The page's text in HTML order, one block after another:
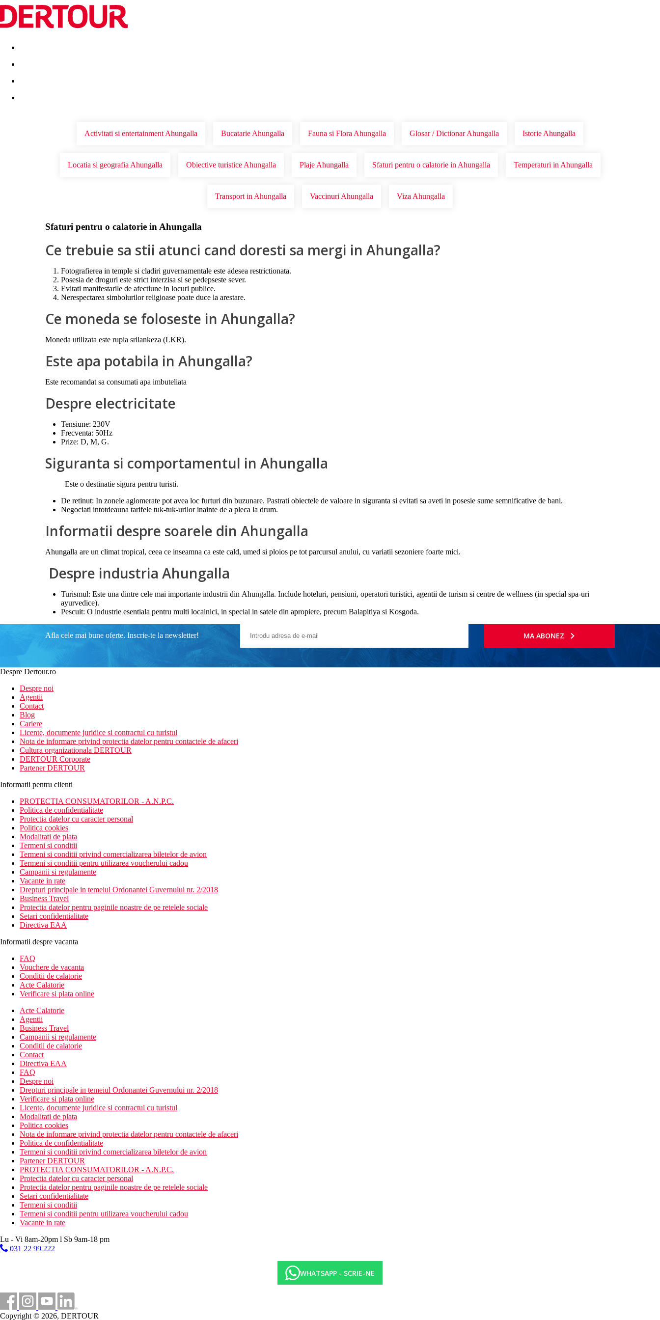
Destinatii Vacanta perfecta OFERTE DE NERATAT
Activitati si entertainment Ahungalla Bucatarie Ahungalla Fauna si Flora Ahungalla Glosar / Dictionar Ahungalla Istorie Ahungalla
Locatia si geografia Ahungalla Obiective turistice Ahungalla Plaje Ahungalla Sfaturi pentru o calatorie in Ahungalla Temperaturi in Ahungalla
Transport in Ahungalla Vaccinuri Ahungalla Viza Ahungalla
Sfaturi pentru o calatorie in Ahungalla
Ce trebuie sa stii atunci cand doresti sa mergi in Ahungalla?
Fotografierea in temple si cladiri guvernamentale este adesea restrictionata.
Posesia de droguri este strict interzisa si se pedepseste sever.
Evitati manifestarile de afectiune in locuri publice.
Nerespectarea simbolurilor religioase poate duce la arestare.
Ce moneda se foloseste in Ahungalla?
Moneda utilizata este rupia srilankeza (LKR).
Este apa potabila in Ahungalla?
Este recomandat sa consumati apa imbuteliata
Despre electricitate
Tensiune: 230V
Frecventa: 50Hz
Prize: D, M, G.
Siguranta si comportamentul in Ahungalla
Este o destinatie sigura pentru turisti.
De retinut: In zonele aglomerate pot avea loc furturi din buzunare. Pastrati obiectele de valoare in siguranta si evitati sa aveti in posesie sume semnificative de bani.
Negociati intotdeauna tarifele tuk-tuk-urilor inainte de a pleca la drum.
Informatii despre soarele din Ahungalla
Ahungalla are un climat tropical, ceea ce inseamna ca este cald, umed si ploios pe tot parcursul anului, cu variatii sezoniere foarte mici.
Despre industria Ahungalla
Turismul: Este una dintre cele mai importante industrii din Ahungalla. Include hoteluri, pensiuni, operatori turistici, agentii de turism si centre de wellness (in special spa-uri
ayurvedice).
Pescuit: O industrie esentiala pentru multi localnici, in special in satele din apropiere, precum Balapitiya si Kosgoda.
Afla cele mai bune oferte. Inscrie-te la newsletter! MA ABONEZ
Despre Dertour.ro
Despre noi
Agentii
Contact
Blog
Cariere
Licente, documente juridice si contractul cu turistul
Nota de informare privind protectia datelor pentru contactele de afaceri
Cultura organizationala DERTOUR
DERTOUR Corporate
Partener DERTOUR
Informatii pentru clienti
PROTECTIA CONSUMATORILOR - A.N.P.C.
Politica de confidentialitate
Protectia datelor cu caracter personal
Politica cookies
Modalitati de plata
Termeni si conditii
Termeni si conditii privind comercializarea biletelor de avion
Termeni si conditii pentru utilizarea voucherului cadou
Campanii si regulamente
Vacante in rate
Drepturi principale in temeiul Ordonantei Guvernului nr. 2/2018
Business Travel
Protectia datelor pentru paginile noastre de pe retelele sociale
Setari confidentialitate
Directiva EAA
Informatii despre vacanta
FAQ
Vouchere de vacanta
Conditii de calatorie
Acte Calatorie
Verificare si plata online
Acte Calatorie
Agentii
Business Travel
Campanii si regulamente
Conditii de calatorie
Contact
Directiva EAA
FAQ
Despre noi
Drepturi principale in temeiul Ordonantei Guvernului nr. 2/2018
Verificare si plata online
Licente, documente juridice si contractul cu turistul
Modalitati de plata
Politica cookies
Nota de informare privind protectia datelor pentru contactele de afaceri
Politica de confidentialitate
Termeni si conditii privind comercializarea biletelor de avion
Partener DERTOUR
PROTECTIA CONSUMATORILOR - A.N.P.C.
Protectia datelor cu caracter personal
Protectia datelor pentru paginile noastre de pe retelele sociale
Setari confidentialitate
Termeni si conditii
Termeni si conditii pentru utilizarea voucherului cadou
Vacante in rate
Lu - Vi 8am-20pm l Sb 9am-18 pm
031 22 99 222
WHATSAPP - SCRIE-NE
Copyright © 2026, DERTOUR